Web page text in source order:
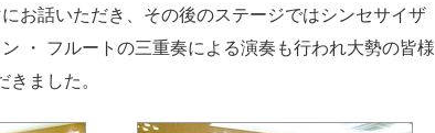
にお話いただき、その後のステージではシンセサイザ
・ フルートの三重奏による演奏も行われ大勢の皆様
きました。